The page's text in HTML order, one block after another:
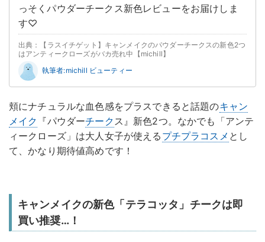
っそくパウダーチークス新色レビューをお届けしま
す♡
出典：【ラスイチゲット】キャンメイクのパウダーチークスの新色2つ
はアンティークローズがバカ売れ中【michill】
執筆者:michill ビューティー
頬にナチュラルな血色感をプラスできると話題のキャン
メイク 『パウダーチーク ス』新色2つ。なかでも「アンテ
ィークローズ」は大人女子が使える プチプラコスメ とし
て、かなり期待値高めです！
キャンメイクの新色「テラコッタ」チークは即
買い推奨…！